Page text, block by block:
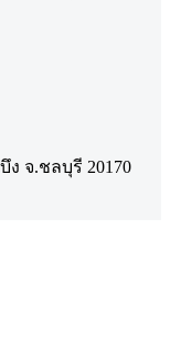
ง จ.ชลบุรี 20170